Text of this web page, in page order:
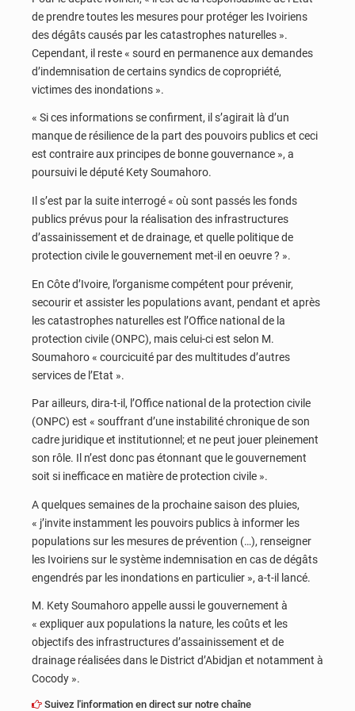
de prendre toutes les mesures pour protéger les Ivoiriens
des dégâts causés par les catastrophes naturelles ».
Cependant, il reste « sourd en permanence aux demandes
d’indemnisation de certains syndics de copropriété,
victimes des inondations ».
« Si ces informations se confirment, il s’agirait là d’un
manque de résilience de la part des pouvoirs publics et ceci
est contraire aux principes de bonne gouvernance », a
poursuivi le député Kety Soumahoro.
Il s’est par la suite interrogé « où sont passés les fonds
publics prévus pour la réalisation des infrastructures
d’assainissement et de drainage, et quelle politique de
protection civile le gouvernement met-il en oeuvre ? ».
En Côte d’Ivoire, l’organisme compétent pour prévenir,
secourir et assister les populations avant, pendant et après
les catastrophes naturelles est l’Office national de la
protection civile (ONPC), mais celui-ci est selon M.
Soumahoro « courcicuité par des multitudes d’autres
services de l’Etat ».
Par ailleurs, dira-t-il, l’Office national de la protection civile
(ONPC) est « souffrant d’une instabilité chronique de son
cadre juridique et institutionnel; et ne peut jouer pleinement
son rôle. Il n’est donc pas étonnant que le gouvernement
soit si inefficace en matière de protection civile ».
A quelques semaines de la prochaine saison des pluies,
« j’invite instamment les pouvoirs publics à informer les
populations sur les mesures de prévention (…), renseigner
les Ivoiriens sur le système indemnisation en cas de dégâts
engendrés par les inondations en particulier », a-t-il lancé.
M. Kety Soumahoro appelle aussi le gouvernement à
« expliquer aux populations la nature, les coûts et les
objectifs des infrastructures d’assainissement et de
drainage réalisées dans le District d’Abidjan et notamment à
Cocody ».
Suivez l'information en direct sur notre chaîne